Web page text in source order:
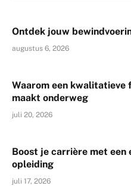
Ontdek jouw
augustus 6, 2026
Waarom een
maakt onderweg
juli 20, 2026
Boost je carrière met een
opleiding
juli 17, 2026